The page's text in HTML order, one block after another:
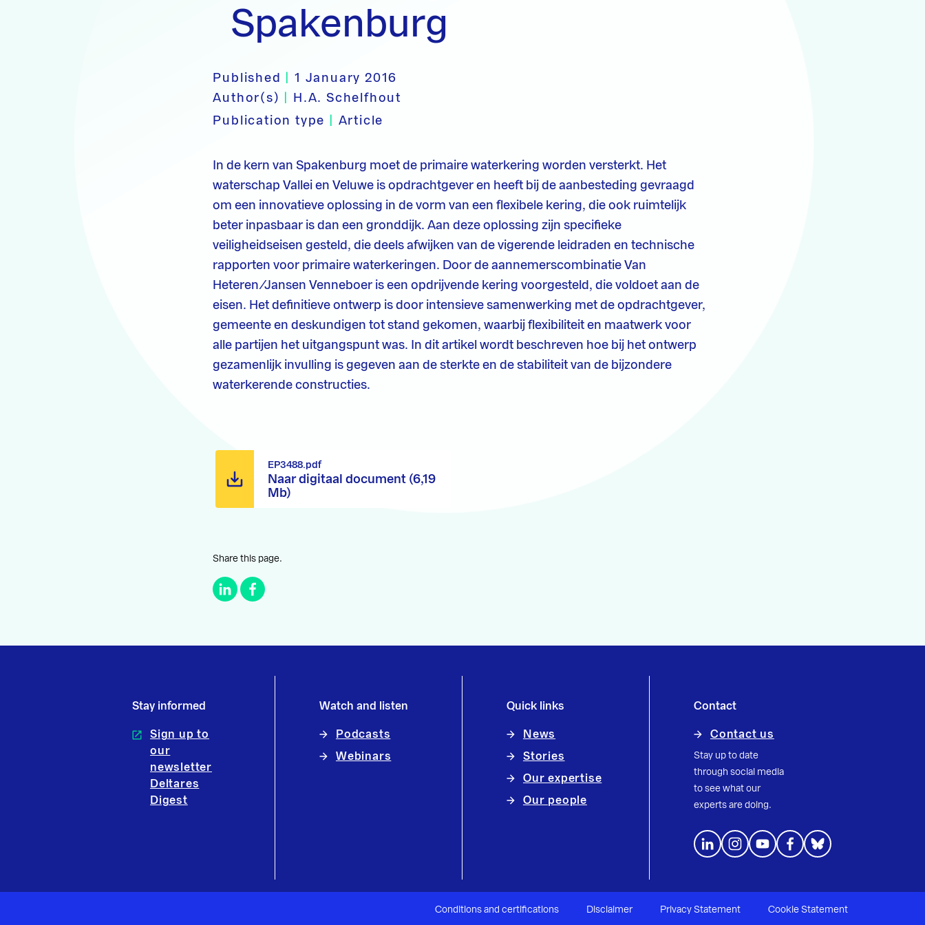
Spakenburg
Published
1 January 2016
Author(s)
H.A. Schelfhout
Publication type
Article
In de kern van Spakenburg moet de primaire waterkering worden versterkt. Het
waterschap Vallei en Veluwe is opdrachtgever en heeft bij de aanbesteding gevraagd
om een innovatieve oplossing in de vorm van een flexibele kering, die ook ruimtelijk
beter inpasbaar is dan een gronddijk. Aan deze oplossing zijn specifieke
veiligheidseisen gesteld, die deels afwijken van de vigerende leidraden en technische
rapporten voor primaire waterkeringen. Door de aannemerscombinatie Van
Heteren/Jansen Venneboer is een opdrijvende kering voorgesteld, die voldoet aan de
eisen. Het definitieve ontwerp is door intensieve samenwerking met de opdrachtgever,
gemeente en deskundigen tot stand gekomen, waarbij flexibiliteit en maatwerk voor
alle partijen het uitgangspunt was. In dit artikel wordt beschreven hoe bij het ontwerp
gezamenlijk invulling is gegeven aan de sterkte en de stabiliteit van de bijzondere
waterkerende constructies.
Naar digitaal document (6,19
Mb)
EP3488.pdf
Share this page.
Stay informed
Sign up to
our
newsletter
Deltares
Digest
Watch and listen
Podcasts
Webinars
Quick links
News
Stories
Our expertise
Our people
Contact
Contact us
Stay up to date
through social media
to see what our
experts are doing.
Conditions and certifications Disclaimer Privacy Statement Cookie Statement